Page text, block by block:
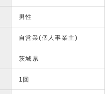
男性
自営業(個人事業主)
茨城県
1回